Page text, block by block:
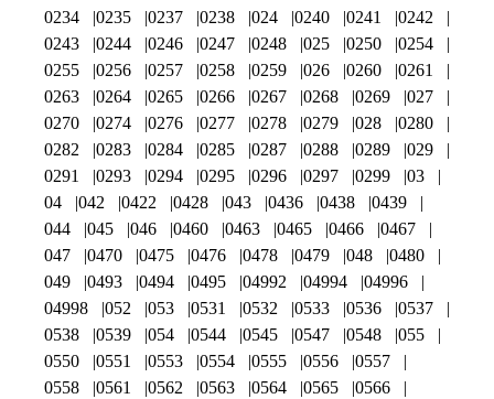
0234
0235 0237 0238 024 0240 0241
0242
0243
0244 0246 0247 0248 025 0250
0254
0255
0256 0257 0258 0259 026 0260
0261
0263
0264 0265 0266 0267 0268 0269
027
0270
0274 0276 0277 0278 0279 028
0280
0282
0283 0284 0285 0287 0288 0289
029
0291
0293 0294 0295 0296 0297 0299
03
04
042 0422 0428 043 0436 0438
0439
044
045 046 0460 0463 0465 0466
0467
047
0470 0475 0476 0478 0479 048
0480
049
0493 0494 0495 04992 04994
04996
04998
052 053 0531 0532 0533 0536
0537
0538
0539 054 0544 0545 0547 0548
055
0550
0551 0553 0554 0555 0556
0557
0558
0561 0562 0563 0564 0565
0566